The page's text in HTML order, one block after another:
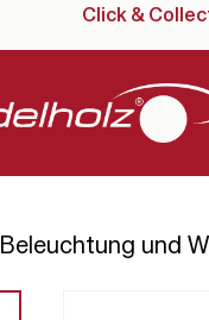
Click &
Beleuchtung und